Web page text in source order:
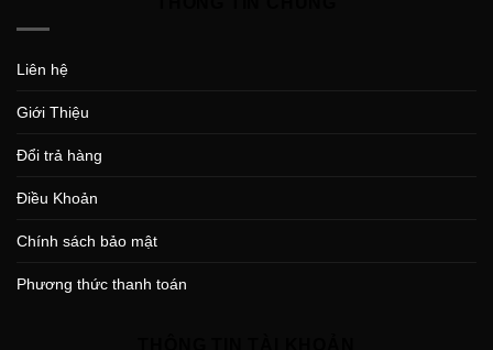
Liên hệ
Giới Thiệu
Đổi trả hàng
Điều Khoản
Chính sách bảo mật
Phương thức thanh toán